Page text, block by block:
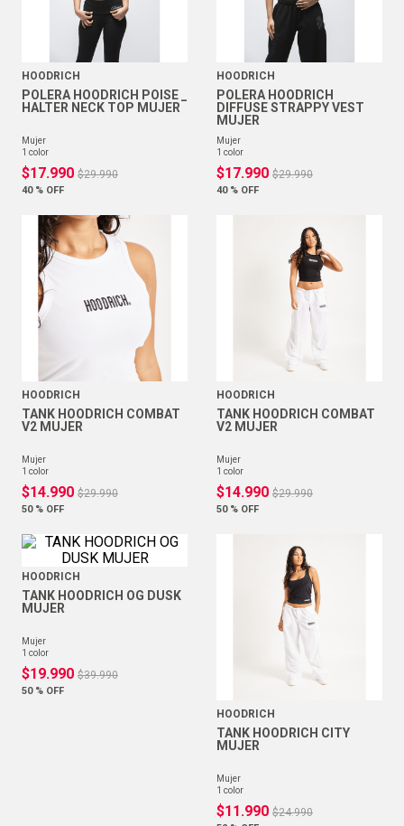
HOODRICH
POLERA HOODRICH POISE _
HALTER NECK TOP MUJER
mujer
1 color
$17.990 $29.990
40 % OFF
HOODRICH
POLERA HOODRICH
DIFFUSE STRAPPY VEST
MUJER
mujer
1 color
$17.990 $29.990
40 % OFF
HOODRICH
TANK HOODRICH COMBAT
V2 MUJER
mujer
1 color
$14.990 $29.990
50 % OFF
HOODRICH
TANK HOODRICH COMBAT
V2 MUJER
mujer
1 color
$14.990 $29.990
50 % OFF
HOODRICH
TANK HOODRICH OG DUSK
MUJER
mujer
1 color
$19.990 $39.990
50 % OFF
HOODRICH
TANK HOODRICH CITY
MUJER
mujer
1 color
$11 .990 $24.990